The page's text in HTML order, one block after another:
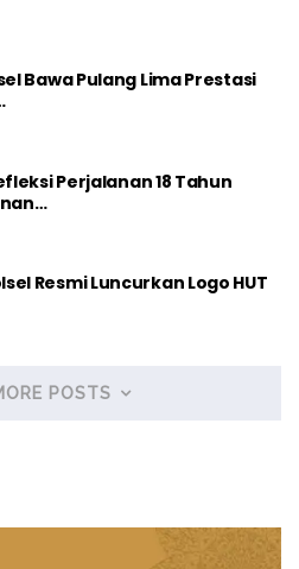
Bawa Pulang Lima Prestasi
Perjalanan 18 Tahun
Resmi Luncurkan Logo HUT
POSTS